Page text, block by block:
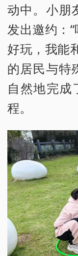
动中。小朋
发出邀约：
好玩，我能
的居民与特
自然地完成
程。